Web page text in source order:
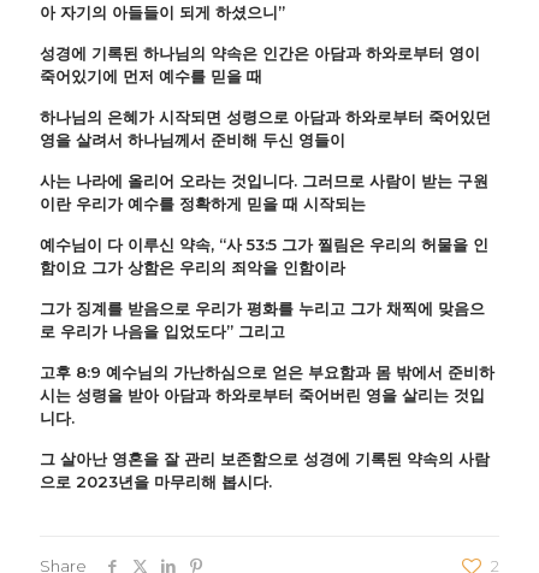
아 자기의 아들들이 되게 하셨으니”
성경에 기록된 하나님의 약속은 인간은 아담과 하와로부터 영이
죽어있기에 먼저 예수를 믿을 때
하나님의 은혜가 시작되면 성령으로 아담과 하와로부터 죽어있던
영을 살려서 하나님께서 준비해 두신 영들이
사는 나라에 올리어 오라는 것입니다. 그러므로 사람이 받는 구원
이란 우리가 예수를 정확하게 믿을 때 시작되는
예수님이 다 이루신 약속, “사 53:5 그가 찔림은 우리의 허물을 인
함이요 그가 상함은 우리의 죄악을 인함이라
그가 징계를 받음으로 우리가 평화를 누리고 그가 채찍에 맞음으
로 우리가 나음을 입었도다” 그리고
고후 8:9 예수님의 가난하심으로 얻은 부요함과 몸 밖에서 준비하
시는 성령을 받아 아담과 하와로부터 죽어버린 영을 살리는 것입
니다.
그 살아난 영혼을 잘 관리 보존함으로 성경에 기록된 약속의 사람
으로 2023년을 마무리해 봅시다.
Share 2